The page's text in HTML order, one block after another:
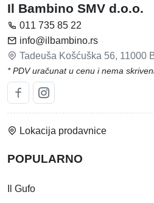
Il Bambino SMV d.o.o.
011 735 85 22
info@ilbambino.rs
Tadeuša Košćuška 56, 11000
* PDV uračunat u cenu i nema
Lokacija prodavnice
POPULARNO
Il Gufo